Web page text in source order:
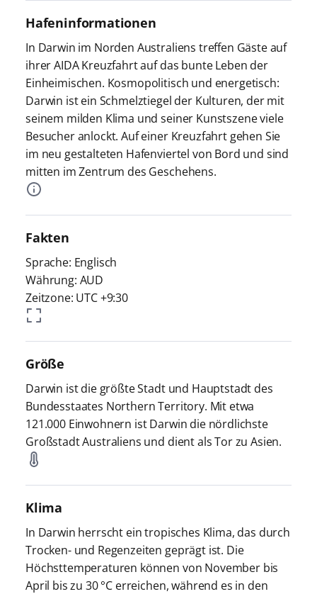
Hafeninformationen
In Darwin im Norden Australiens treffen Gäste auf
ihrer AIDA Kreuzfahrt auf das bunte Leben der
Einheimischen. Kosmopolitisch und energetisch:
Darwin ist ein Schmelztiegel der Kulturen, der mit
seinem milden Klima und seiner Kunstszene viele
Besucher anlockt. Auf einer Kreuzfahrt gehen Sie
im neu gestalteten Hafenviertel von Bord und sind
mitten im Zentrum des Geschehens.
Fakten
Sprache: Englisch
Währung: AUD
Zeitzone: UTC +9:30
Größe
Darwin ist die größte Stadt und Hauptstadt des
Bundesstaates Northern Territory. Mit etwa
121.000 Einwohnern ist Darwin die nördlichste
Großstadt Australiens und dient als Tor zu Asien.
Klima
In Darwin herrscht ein tropisches Klima, das durch
Trocken- und Regenzeiten geprägt ist. Die
Höchsttemperaturen können von November bis
April bis zu 30 °C erreichen, während es in den